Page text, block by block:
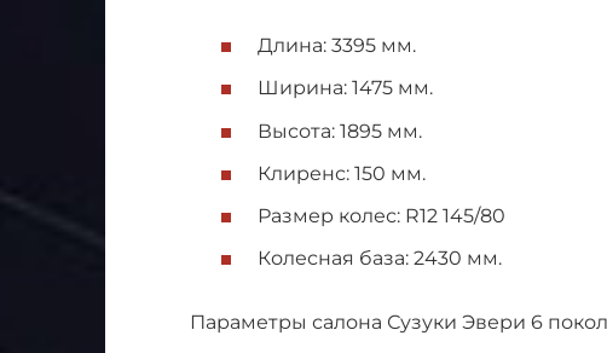
Длина: 3395 мм.
Ширина: 1475 мм.
Высота: 1895 мм.
Клиренс: 150 мм.
Размер колес: R12 145/80
Колесная база: 2430 мм.
Параметры салона Сузуки Эвери 6